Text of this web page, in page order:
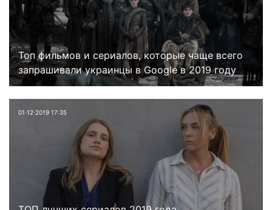
Топ фильмов и сериалов, которые чаще всего
запрашивали украинцы в Google в 2019 году
01⋅12⋅2019 17:35